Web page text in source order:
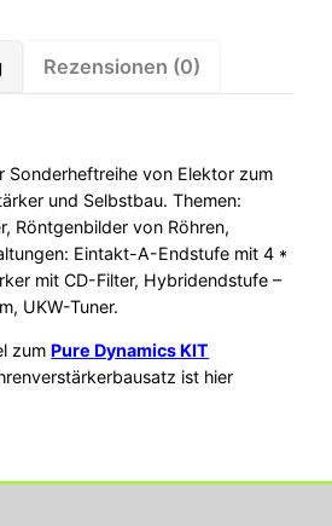
Rezensionen (0)
Sonderheftreihe von Elektor zum
und Selbstbau. Themen:
Röntgenbilder von Röhren,
Eintakt-A-Endstufe mit 4 *
mit CD-Filter, Hybridendstufe –
UKW-Tuner.
zumPure Dynamics KIT
ist hier